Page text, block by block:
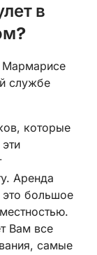
в
Мармарисе
службе
которые
Аренда
большое
Вам все
самые